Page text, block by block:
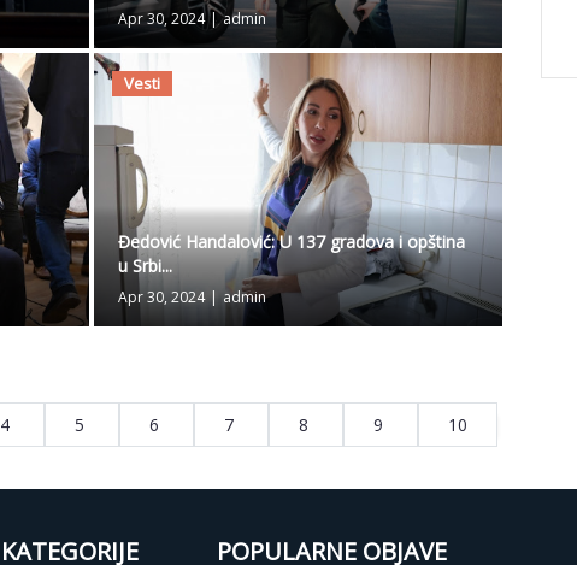
Apr 30, 2024 | admin
Vesti
Đedović Handalović: U 137 gradova i opština
u Srbi...
Apr 30, 2024 | admin
4 5 6 7 8 9
10
KATEGORIJE POPULARNE OBJAVE